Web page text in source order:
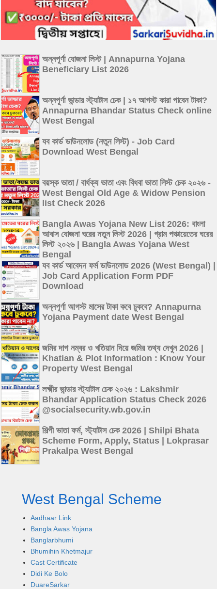
অন্নপূর্ণা যোজনা লিস্ট | Annapurna Yojana
Beneficiary List 2026
অন্নপূর্ণা ভান্ডার স্ট্যাটাস চেক | ১৭ আগস্ট কারা পাবেন টাকা?
Annapurna Bhandar Status Check online
West Bengal
যব কার্ড ডাউনলোড (নতুন লিস্ট) - Job Card
Download West Bengal
বয়স্ক ভাতা / বার্ধক্য ভাতা এবং বিধবা ভাতা লিস্ট চেক ২০২৬ -
West Bengal Old Age & Widow Pension
list Check 2026
Bangla Awas Yojana New List 2026: বাংলা
আবাস যোজনা ঘরের নতুন লিস্ট 2026 | গ্রাম পঞ্চায়েতের ঘরের
লিস্ট ২০২৬ | Bangla Awas Yojana West
Bengal
যব কার্ড আবেদন ফর্ম ডাউনলোড 2026 (West Bengal) |
Job Card Application Form PDF
Download
অন্নপূর্ণা আগস্ট মাসের টাকা কবে ঢুকবে? Annapurna
Yojana Payment date West Bengal
জমির দাগ নম্বর ও খতিয়ান দিয়ে জমির তথ্য দেখুন 2026 |
Khatian & Plot Information : Know Your
Property West Bengal
লক্ষ্মীর ভান্ডার স্ট্যাটাস চেক ২০২৬ : Lakshmir
Bhandar Application Status Check 2026
@socialsecurity.wb.gov.in
শিল্পী ভাতা ফর্ম, স্ট্যাটাস চেক 2026 | Shilpi Bhata
Scheme Form, Apply, Status | Lokprasar
Prakalpa West Bengal
West Bengal Scheme
Aadhaar Link
Bangla Awas Yojana
Banglarbhumi
Bhumihin Khetmajur
Cast Certificate
Didi Ke Bolo
DuareSarkar